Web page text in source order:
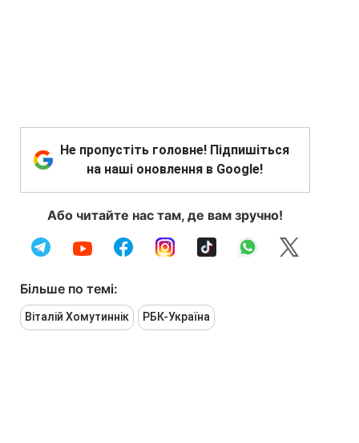
Не пропустіть головне! Підпишіться
на наші оновлення в Google!
Або читайте нас там, де вам зручно!
Більше по темі:
Віталій Хомутиннік РБК-Україна